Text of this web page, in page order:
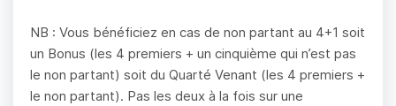
NB : Vous bénéficiez en cas de non partant au 4+1 soit
un Bonus (les 4 premiers + un cinquième qui n’est pas
le non partant) soit du Quarté Venant (les 4 premiers +
le non partant). Pas les deux à la fois sur une